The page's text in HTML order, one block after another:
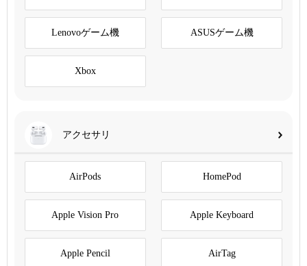
Lenovoゲーム機 ASUSゲーム機
Xbox
アクセサリ
AirPods HomePod
Apple Vision Pro Apple Keyboard
Apple Pencil AirTag